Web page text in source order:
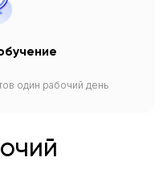
один рабочий день